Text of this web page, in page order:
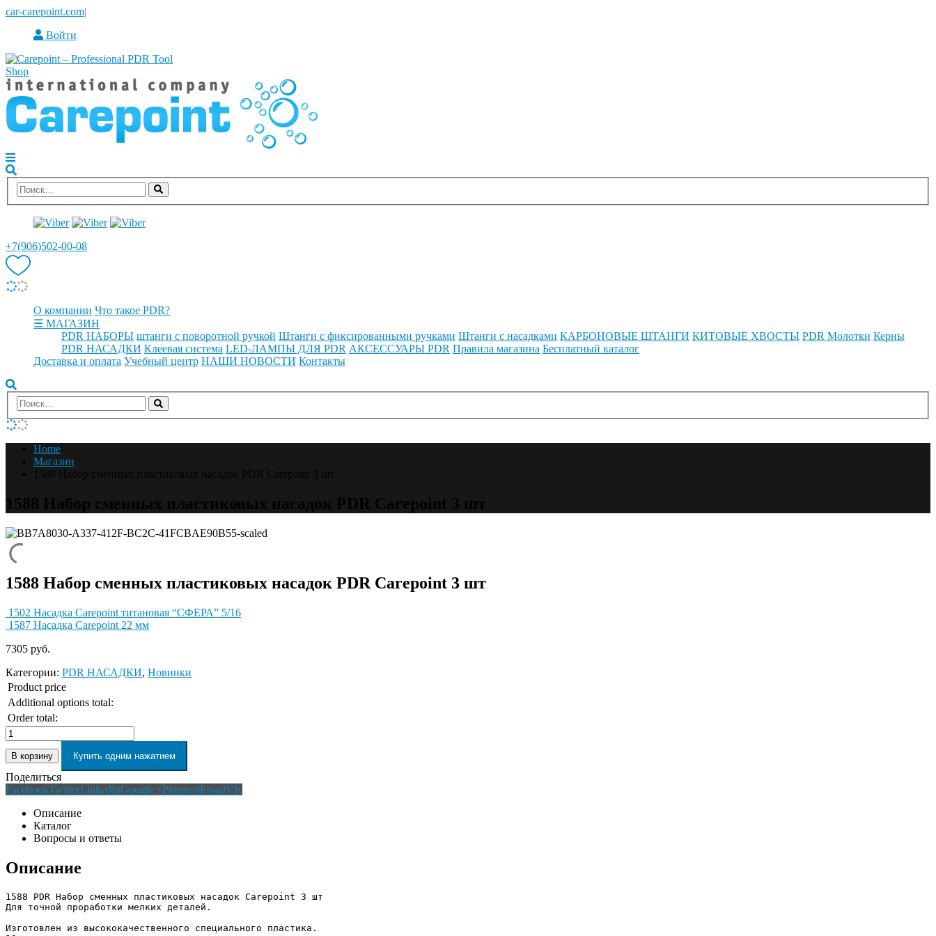
car-carepoint.com|
Войти
+7(906)502-00-08
О компании Что такое PDR?
☰ МАГАЗИН
PDR НАБОРЫ штанги с поворотной ручкой Штанги с фиксированными ручками Штанги с насадками КАРБОНОВЫЕ ШТАНГИ КИТОВЫЕ ХВОСТЫ PDR Молотки Керны
PDR НАСАДКИ Клеевая система LED-ЛАМПЫ ДЛЯ PDR АКСЕССУАРЫ PDR Правила магазина Бесплатный каталог
Доставка и оплата Учебный центр НАШИ НОВОСТИ Контакты
Home
Магазин
1588 Набор сменных пластиковых насадок PDR Carepoint 3 шт
1502 Насадка Carepoint титановая “СФЕРА” 5/16
1587 Насадка Carepoint 22 мм
7305 руб.
Категории: PDR НАСАДКИ, Новинки
Product price
Additional options total:
Order total:
В корзину Купить одним нажатием
Поделиться
FacebookTwitterLinkedInGoogle +PinterestEmailVK
Описание
Каталог
Вопросы и ответы
Описание
1588 PDR Набор сменных пластиковых насадок Carepoint 3 шт
Для точной проработки мелких деталей.
Изготовлен из высококачественного специального пластика.